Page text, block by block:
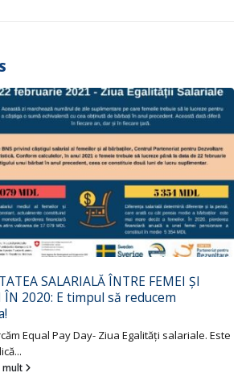
SALARIALĂ ÎNTRE FEMEI ȘI
ÎN 2020: E timpul să reducem
Equal Pay Day- Ziua Egalități salariale. Este
mult